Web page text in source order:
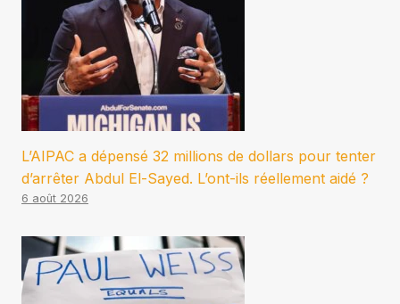
L’AIPAC a dépensé 32 millions de dollars pour tenter
d’arrêter Abdul El-Sayed. L’ont-ils réellement aidé ?
6 août 2026